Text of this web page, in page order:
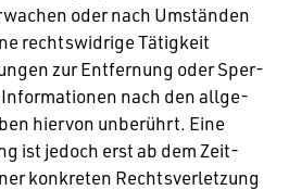
oder nach Umständen
rechts­wid­rige Tätig­keit
zur Entfer­nung oder Sper­
Infor­ma­tionen nach den allge­
hiervon unbe­rührt. Eine
ist jedoch erst ab dem Zeit­
konkreten Rechts­ver­let­zung